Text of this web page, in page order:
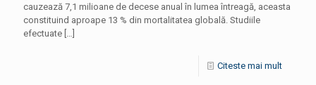
cauzează 7,1 milioane de decese anual în lumea întreagă, aceasta
constituind aproape 13 % din mortalitatea globală. Studiile
efectuate […]
Citeste mai mult